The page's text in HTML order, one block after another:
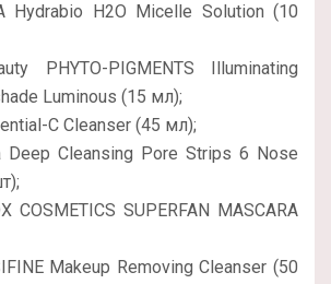
Hydrabio H2O Micelle Solution (10
PHYTO-PIGMENTS Illuminating
Luminous (15 мл);
C Cleanser (45 мл);
Deep Cleansing Pore Strips 6 Nose
COSMETICS SUPERFAN MASCARA
Makeup Removing Cleanser (50